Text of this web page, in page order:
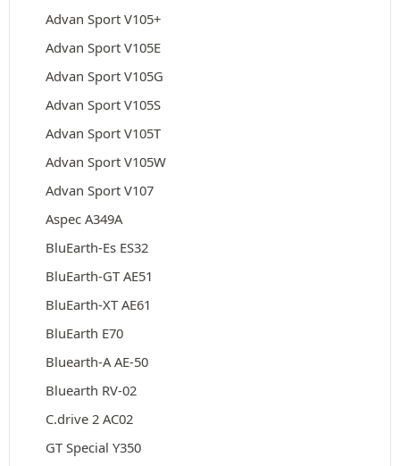
Advan Sport V105+
Advan Sport V105E
Advan Sport V105G
Advan Sport V105S
Advan Sport V105T
Advan Sport V105W
Advan Sport V107
Aspec A349A
BluEarth-Es ES32
BluEarth-GT AE51
BluEarth-XT AE61
BluEarth E70
Bluearth-A AE-50
Bluearth RV-02
C.drive 2 AC02
GT Special Y350